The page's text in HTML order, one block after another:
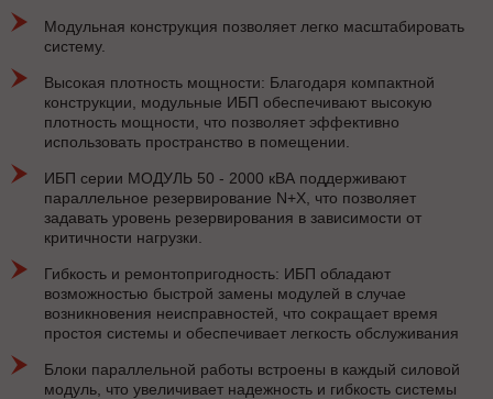
Модульная конструкция позволяет легко масштабировать
систему.
Высокая плотность мощности: Благодаря компактной
конструкции, модульные ИБП обеспечивают высокую
плотность мощности, что позволяет эффективно
использовать пространство в помещении.
ИБП серии МОДУЛЬ 50 - 2000 кВА поддерживают
параллельное резервирование N+X, что позволяет
задавать уровень резервирования в зависимости от
критичности нагрузки.
Гибкость и ремонтопригодность: ИБП обладают
возможностью быстрой замены модулей в случае
возникновения неисправностей, что сокращает время
простоя системы и обеспечивает легкость обслуживания
Блоки параллельной работы встроены в каждый силовой
модуль, что увеличивает надежность и гибкость системы